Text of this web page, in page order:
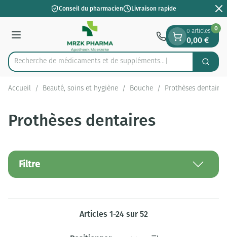
Aller au contenu
2 de 2Conseil du pharmacien Livraison rapide
Menu
Rechercher
Recherche de médicaments et
0 articles
0,00 €
0
Accueil / Beauté, soins et hygiène / Bouche / Prothèses dentaires
Prothèses dentaires
Filtre
Articles 1-24sur52